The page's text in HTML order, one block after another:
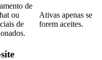
de
ou
de
Ativas apenas se
forem aceites.